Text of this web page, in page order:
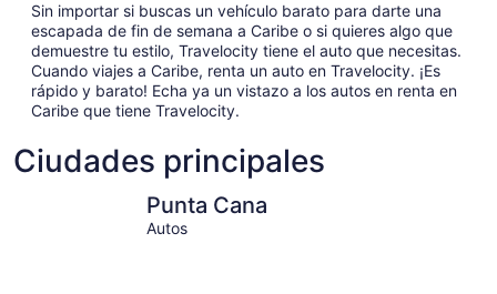
Sin importar si buscas un vehículo barato para darte una
escapada de fin de semana a Caribe o si quieres algo que
demuestre tu estilo, Travelocity tiene el auto que necesitas.
Cuando viajes a Caribe, renta un auto en Travelocity. ¡Es
rápido y barato! Echa ya un vistazo a los autos en renta en
Caribe que tiene Travelocity.
Ciudades principales
Punta Cana
Autos